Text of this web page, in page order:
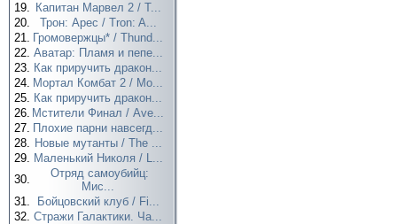
19. Капитан Марвел 2 / T...
20.
Трон: Арес / Tron: A...
21. Громовержцы* / Thund...
22. Аватар: Пламя и пепе...
23. Как приручить дракон...
24. Мортал Комбат 2 / Mo...
25. Как приручить дракон...
26. Мстители Финал / Ave...
27. Плохие парни навсегд...
28. Новые мутанты / The ...
29. Маленький Николя / L...
30.
Отряд самоубийц:
Мис...
31.
Бойцовский клуб / Fi...
32. Стражи Галактики. Ча...